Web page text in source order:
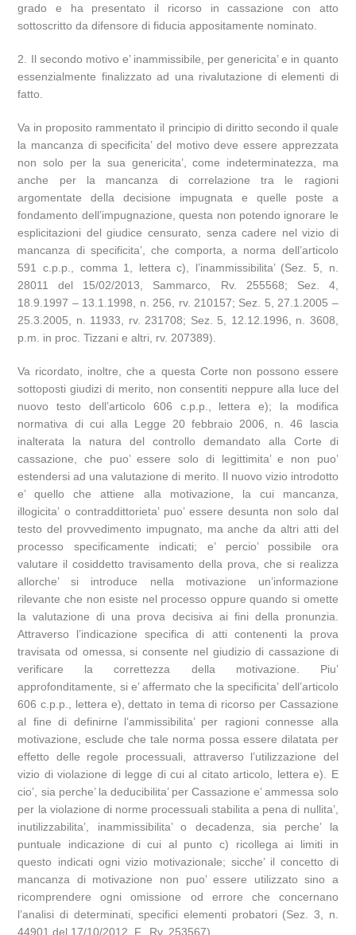
grado e ha presentato il ricorso in cassazione con atto
sottoscritto da difensore di fiducia appositamente nominato.
2. Il secondo motivo e’ inammissibile, per genericita’ e in quanto
essenzialmente finalizzato ad una rivalutazione di elementi di
fatto.
Va in proposito rammentato il principio di diritto secondo il quale
la mancanza di specificita’ del motivo deve essere apprezzata
non solo per la sua genericita’, come indeterminatezza, ma
anche per la mancanza di correlazione tra le ragioni
argomentate della decisione impugnata e quelle poste a
fondamento dell’impugnazione, questa non potendo ignorare le
esplicitazioni del giudice censurato, senza cadere nel vizio di
mancanza di specificita’, che comporta, a norma dell’articolo
591 c.p.p., comma 1, lettera c), l’inammissibilita’ (Sez. 5, n.
28011 del 15/02/2013, Sammarco, Rv. 255568; Sez. 4,
18.9.1997 – 13.1.1998, n. 256, rv. 210157; Sez. 5, 27.1.2005 –
25.3.2005, n. 11933, rv. 231708; Sez. 5, 12.12.1996, n. 3608,
p.m. in proc. Tizzani e altri, rv. 207389).
Va ricordato, inoltre, che a questa Corte non possono essere
sottoposti giudizi di merito, non consentiti neppure alla luce del
nuovo testo dell’articolo 606 c.p.p., lettera e); la modifica
normativa di cui alla Legge 20 febbraio 2006, n. 46 lascia
inalterata la natura del controllo demandato alla Corte di
cassazione, che puo’ essere solo di legittimita’ e non puo’
estendersi ad una valutazione di merito. Il nuovo vizio introdotto
e’ quello che attiene alla motivazione, la cui mancanza,
illogicita’ o contraddittorieta’ puo’ essere desunta non solo dal
testo del provvedimento impugnato, ma anche da altri atti del
processo specificamente indicati; e’ percio’ possibile ora
valutare il cosiddetto travisamento della prova, che si realizza
allorche’ si introduce nella motivazione un’informazione
rilevante che non esiste nel processo oppure quando si omette
la valutazione di una prova decisiva ai fini della pronunzia.
Attraverso l’indicazione specifica di atti contenenti la prova
travisata od omessa, si consente nel giudizio di cassazione di
verificare la correttezza della motivazione. Piu’
approfonditamente, si e’ affermato che la specificita’ dell’articolo
606 c.p.p., lettera e), dettato in tema di ricorso per Cassazione
al fine di definirne l’ammissibilita’ per ragioni connesse alla
motivazione, esclude che tale norma possa essere dilatata per
effetto delle regole processuali, attraverso l’utilizzazione del
vizio di violazione di legge di cui al citato articolo, lettera e). E
cio’, sia perche’ la deducibilita’ per Cassazione e’ ammessa solo
per la violazione di norme processuali stabilita a pena di nullita’,
inutilizzabilita’, inammissibilita’ o decadenza, sia perche’ la
puntuale indicazione di cui al punto c) ricollega ai limiti in
questo indicati ogni vizio motivazionale; sicche’ il concetto di
mancanza di motivazione non puo’ essere utilizzato sino a
ricomprendere ogni omissione od errore che concernano
l’analisi di determinati, specifici elementi probatori (Sez. 3, n.
44901 del 17/10/2012, F., Rv. 253567).